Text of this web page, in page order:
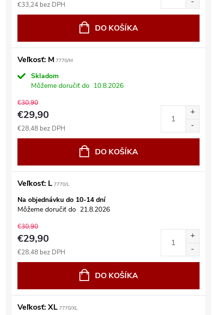
€33,24 bez DPH
DO KOŠÍKA
Veľkosť: M 7770/M
Skladom
Môžeme doručiť do 10.8.2026
€30,90
€29,90
€28,48 bez DPH
DO KOŠÍKA
Veľkosť: L 7770/L
Na objednávku do 10-14 dní
Môžeme doručiť do 21.8.2026
€30,90
€29,90
€28,48 bez DPH
DO KOŠÍKA
Veľkosť: XL 7770/XL